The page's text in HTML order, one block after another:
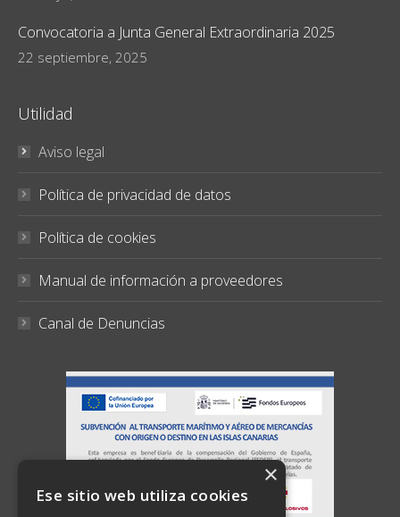
Convocatoria a Junta General Extraordinaria 2025
22 septiembre, 2025
Utilidad
Aviso legal
Política de privacidad de datos
Política de cookies
Manual de información a proveedores
Canal de Denuncias
×
Ese sitio web utiliza cookies